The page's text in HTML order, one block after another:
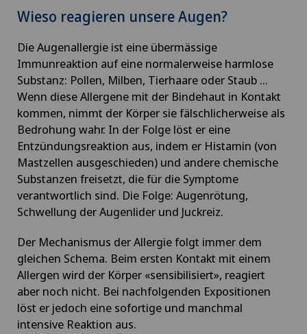
Wieso reagieren unsere Augen?
Die Augenallergie ist eine übermässige
Immunreaktion auf eine normalerweise harmlose
Substanz: Pollen, Milben, Tierhaare oder Staub ...
Wenn diese Allergene mit der Bindehaut in Kontakt
kommen, nimmt der Körper sie fälschlicherweise als
Bedrohung wahr. In der Folge löst er eine
Entzündungsreaktion aus, indem er Histamin (von
Mastzellen ausgeschieden) und andere chemische
Substanzen freisetzt, die für die Symptome
verantwortlich sind. Die Folge: Augenrötung,
Schwellung der Augenlider und Juckreiz.
Der Mechanismus der Allergie folgt immer dem
gleichen Schema. Beim ersten Kontakt mit einem
Allergen wird der Körper «sensibilisiert», reagiert
aber noch nicht. Bei nachfolgenden Expositionen
löst er jedoch eine sofortige und manchmal
intensive Reaktion aus.